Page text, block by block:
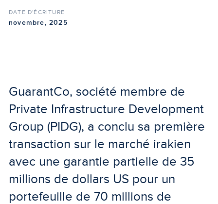
DATE D'ÉCRITURE
novembre, 2025
GuarantCo, société membre de
Private Infrastructure Development
Group (PIDG), a conclu sa première
transaction sur le marché irakien
avec une garantie partielle de 35
millions de dollars US pour un
portefeuille de 70 millions de